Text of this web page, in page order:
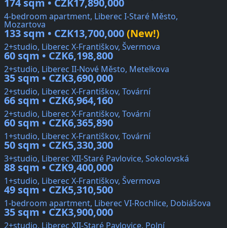
174 sqm • CZK17,890,000
4-bedroom apartment, Liberec I-Staré Město,
Mozartova
133 sqm • CZK13,700,000(New!)
2+studio, Liberec X-Františkov, Švermova
60 sqm • CZK6,198,800
2+studio, Liberec II-Nové Město, Metelkova
35 sqm • CZK3,690,000
2+studio, Liberec X-Františkov, Tovární
66 sqm • CZK6,964,160
2+studio, Liberec X-Františkov, Tovární
60 sqm • CZK6,365,890
1+studio, Liberec X-Františkov, Tovární
50 sqm • CZK5,330,300
3+studio, Liberec XII-Staré Pavlovice, Sokolovská
88 sqm • CZK9,400,000
1+studio, Liberec X-Františkov, Švermova
49 sqm • CZK5,310,500
1-bedroom apartment, Liberec VI-Rochlice, Dobiášova
35 sqm • CZK3,900,000
2+studio, Liberec XII-Staré Pavlovice, Polní